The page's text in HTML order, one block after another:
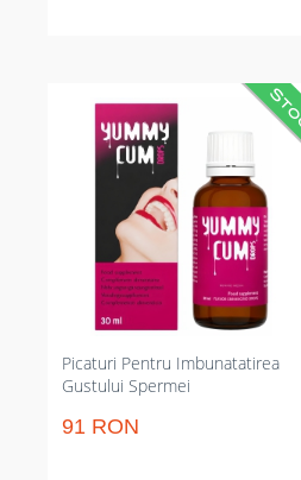
Picaturi Pentru Imbunatatirea
Gustului Spermei
91 RON
Picături concentrate care schimbă
gustul spermei și elimină aroma
neplăcută. Îmbunătățește gustul
fără întârziere și crește volumul
prin ajutorul spermatogenezei.
Potrivite pentru serii de utilizare
regulate, cu dozaj clar pentru
control total al efectului punctual
și zilnic al siguranței utilizării.